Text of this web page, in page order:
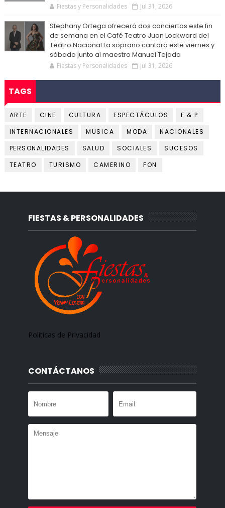
Fiestas y Personalidades Jul 31, 2026
Stephany Ortega ofrecerá dos conciertos este fin
de semana en el Café Teatro Juan Lockward del
Teatro Nacional La soprano cantará este viernes y
sábado junto al maestro Manuel Tejada
Fiestas y Personalidades Jul 31, 2026
TAGS
ARTE CINE CULTURA ESPECTÁCULOS
F & P
INTERNACIONALES
MUSICA MODA
NACIONALES
PERSONALIDADES
SALUD SOCIALES
SUCESOS
TEATRO
TURISMO CAMERINO FON
FIESTAS & PERSONALIDADES
Políticas de Privacidad
CONTÁCTANOS